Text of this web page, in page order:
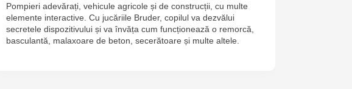
Pompieri adevărați, vehicule agricole și de construcții, cu multe
elemente interactive. Cu jucăriile Bruder, copilul va dezvălui
secretele dispozitivului și va învăța cum funcționează o remorcă,
basculantă, malaxoare de beton, secerătoare și multe altele.